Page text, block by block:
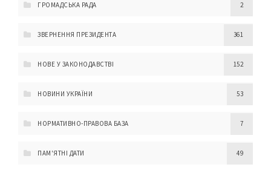
ГРОМАДСЬКА РАДА 2
ЗВЕРНЕННЯ ПРЕЗИДЕНТА 361
НОВЕ У ЗАКОНОДАВСТВІ 152
НОВИНИ УКРАЇНИ 53
НОРМАТИВНО-ПРАВОВА БАЗА 7
ПАМ'ЯТНІ ДАТИ 49